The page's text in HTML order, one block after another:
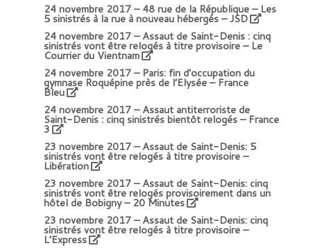
24 novembre 2017 –48 rue de la République – Les
5 sinistrés à la rue à nouveau hébergés – JSD
24 novembre 2017 –Assaut de Saint-Denis : cinq
sinistrés vont être relogés à titre provisoire – Le
Courrier du Vientnam
24 novembre 2017 –Paris: fin d’occupation du
gymnase Roquépine près de l’Elysée – France
Bleu
24 novembre 2017 –Assaut antiterroriste de
Saint-Denis : cinq sinistrés bientôt relogés– France
3
23 novembre 2017 –Assaut de Saint-Denis: 5
sinistrés vont être relogés à titre provisoire –
Libération
23 novembre 2017 –Assaut de Saint-Denis: cinq
sinistrés vont être relogés provisoirement dans un
hôtel de Bobigny – 20 Minutes
23 novembre 2017 –Assaut de Saint-Denis: cinq
sinistrés vont être relogés à titre provisoire –
L’Express